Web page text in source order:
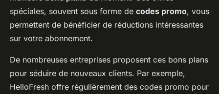
spéciales, souvent sous forme de codes promo, vous
permettent de bénéficier de réductions intéressantes
sur votre abonnement.
De nombreuses entreprises proposent ces bons plans
pour séduire de nouveaux clients. Par exemple,
HelloFresh offre régulièrement des codes promo pour